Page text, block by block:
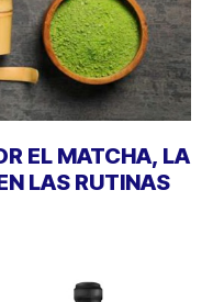
EL MATCHA, LA
LAS RUTINAS